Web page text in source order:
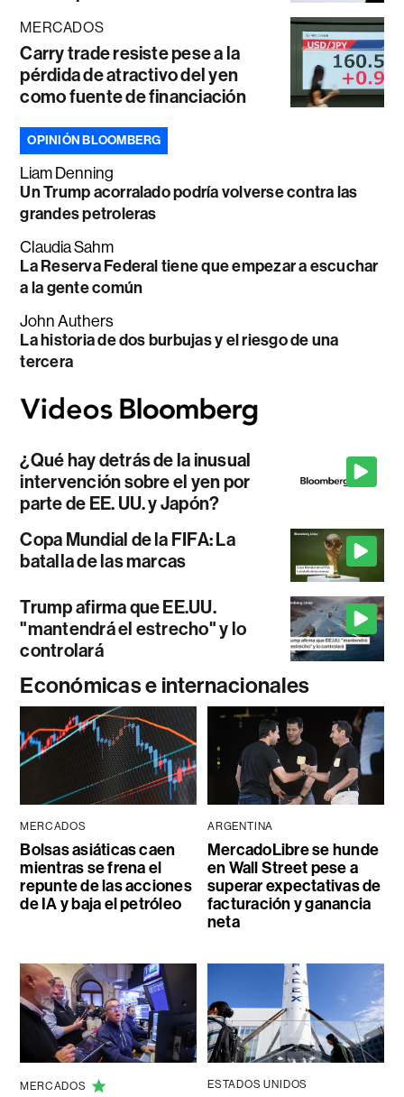
MERCADOS
Carry trade resiste pese a la
pérdida de atractivo del yen
como fuente de financiación
OPINIÓN BLOOMBERG
Liam Denning
Un Trump acorralado podría volverse contra las
grandes petroleras
Claudia Sahm
La Reserva Federal tiene que empezar a escuchar
a la gente común
John Authers
La historia de dos burbujas y el riesgo de una
tercera
¿Qué hay detrás de la inusual
intervención sobre el yen por
parte de EE. UU. y Japón?
Copa Mundial de la FIFA: La
batalla de las marcas
Trump afirma que EE.UU.
"mantendrá el estrecho" y lo
controlará
Económicas e internacionales
MERCADOS
Bolsas asiáticas caen
mientras se frena el
repunte de las acciones
de IA y baja el petróleo
ARGENTINA
MercadoLibre se hunde
en Wall Street pese a
superar expectativas de
facturación y ganancia
neta
MERCADOS ESTADOS UNIDOS